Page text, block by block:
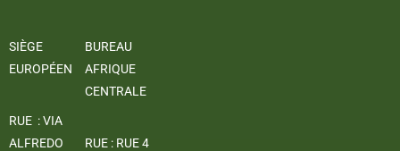
SIÈGE
EUROPÉEN
RUE : VIA
ALFREDO
BUREAU
AFRIQUE
CENTRALE
RUE : RUE 4